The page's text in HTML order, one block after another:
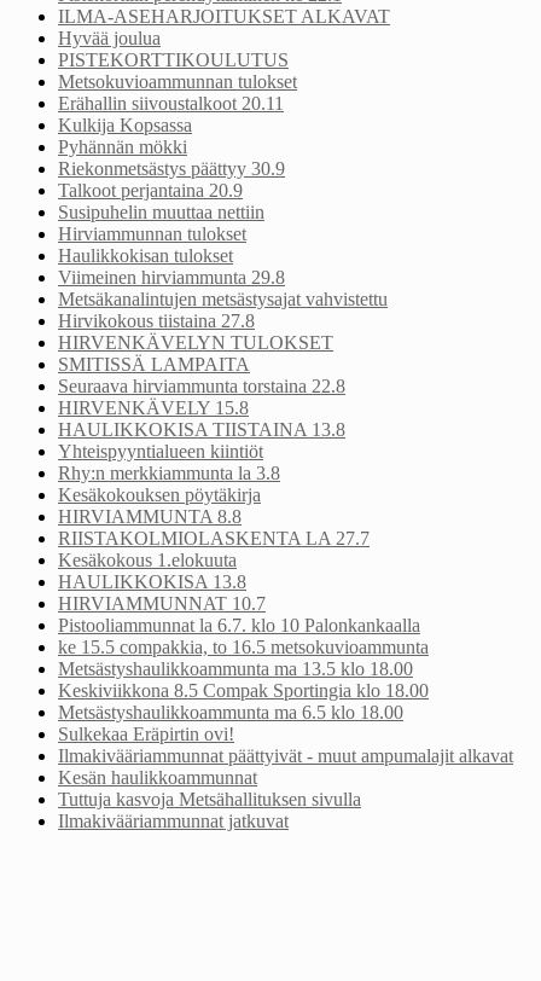
ILMA-ASEHARJOITUKSET ALKAVAT
Hyvää joulua
PISTEKORTTIKOULUTUS
Metsokuvioammunnan tulokset
Erähallin siivoustalkoot 20.11
Kulkija Kopsassa
Pyhännän mökki
Riekonmetsästys päättyy 30.9
Talkoot perjantaina 20.9
Susipuhelin muuttaa nettiin
Hirviammunnan tulokset
Haulikkokisan tulokset
Viimeinen hirviammunta 29.8
Metsäkanalintujen metsästysajat vahvistettu
Hirvikokous tiistaina 27.8
HIRVENKÄVELYN TULOKSET
SMITISSÄ LAMPAITA
Seuraava hirviammunta torstaina 22.8
HIRVENKÄVELY 15.8
HAULIKKOKISA TIISTAINA 13.8
Yhteispyyntialueen kiintiöt
Rhy:n merkkiammunta la 3.8
Kesäkokouksen pöytäkirja
HIRVIAMMUNTA 8.8
RIISTAKOLMIOLASKENTA LA 27.7
Kesäkokous 1.elokuuta
HAULIKKOKISA 13.8
HIRVIAMMUNNAT 10.7
Pistooliammunnat la 6.7. klo 10 Palonkankaalla
ke 15.5 compakkia, to 16.5 metsokuvioammunta
Metsästyshaulikkoammunta ma 13.5 klo 18.00
Keskiviikkona 8.5 Compak Sportingia klo 18.00
Metsästyshaulikkoammunta ma 6.5 klo 18.00
Sulkekaa Eräpirtin ovi!
Ilmakivääriammunnat päättyivät - muut ampumalajit alkavat
Kesän haulikkoammunnat
Tuttuja kasvoja Metsähallituksen sivulla
Ilmakivääriammunnat jatkuvat